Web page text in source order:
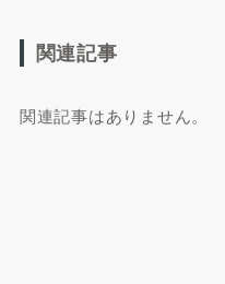
関連記事
関連記事はありません。